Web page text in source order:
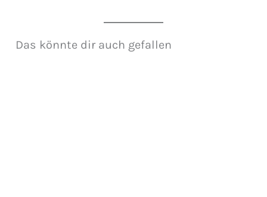
Das könnte dir auch gefallen